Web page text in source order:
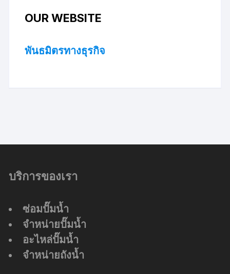
OUR WEBSITE
พันธมิตรทางธุรกิจ
บริการของเรา
ซ่อมปั๊มน้ำ
จำหน่ายปั๊มน้ำ
อะไหล่ปั๊มน้ำ
จำหน่ายถังน้ำ